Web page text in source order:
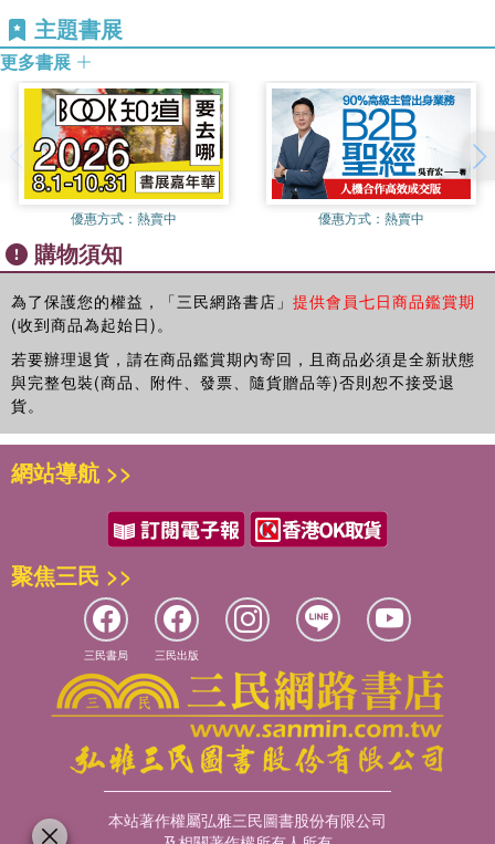
法的哲學家。然而有一天，他的國家決定要把這些擁有與眾不
同想法的人通通抓起來，於是班雅明先生尋求費特可太太的協
只沉甸甸的行李箱。
到底班雅明先生的行李箱裡裝著什麼東西呢？為什麼他寧願冒
著生命危險，也堅持要保護這個神祕的行李箱？他最後成功越
過邊境，抵達自由的國度嗎？
── 改編自華特 ‧ 班雅明的真實故事，一段關於自由、真理與勇氣
的生命之旅。
◎本書特色：
【第一位以德文創作的臺灣繪本作家，首作一鳴驚人】
瑜初試啼聲，便以非母語的德文創作繪本《班雅明先生的神祕行李
箱》(Der geheimnisvolle Koffer von Herrn Benjamin)，甫出版已有
英語版、葡語版、中文版……等譯作陸續問世，新秀登場備受矚
目。
【與眾不同的難民主題，以古喻今的人道關懷】
雅明躲避納粹迫害的真實故事為根基，勾勒出一個戰亂時代下追求
真理與自由，一路上充滿勇氣與關懷的故事。連結此時當下無解的
難民課題，有別於一般童書的內容主題，發人深省。
【綜合媒材的創作手法，帶來謎樣又超現實的畫面感】
拼貼與剪紙手法，結合粉蠟筆與鉛筆的手繪風格，在明亮的色彩與
突出的人物造型下，營造出看似與沉重歷史真相不盡相符的活潑調
性，卻也在一股超現實的氛圍中流露出無奈的荒謬感。
猜想「行李箱裝什麼? 」。書名頁左邊的獻詞，是給所有必須逃離
家園的人；右邊的畫面是日常的美好生活場景，兩者的對比和張
力，不言而喻。對主角班雅明的描述沒有冗長的說明，重點在他的
腦袋裡有不平凡的好想法 (extraordinary idea)，是他被迫害的原
因，也是他賭上性命和自由去保護的價值。這使主角的處境成為我
們每個人都可能遇到的生存抉擇，也是每個人值得思索的人生課
題。穿著納粹制服的軍人面無表情，只有集體一致的語言和動作，
加上灰暗、混亂的背景，表現出戰爭帶來的非理性仇恨與恐怖。接
著是原本宜人的場景佈滿拿槍的軍人，而人們即使在家裡也高舉雙
手投降，暗示武裝暴力對思想與心靈的迫害。於是，主角必須逃
亡。逃亡充滿緊張和恐懼，此時安排角色們練習不引人注意的舉
動，增添了一點幽默趣味，稍紓解緊張情緒。接著大行李箱出場，
帶出連月亮都驚奇的懸疑。機敏的文字為「一個聰明人竟做了一般
人認為的傻事」提出合理的說明，引導讀者繼續跟隨故事與主
角。
逃亡的路是追求自由與真理的路，雖狹窄險峻，卻是黑暗中唯一光
亮的所在，即使眼睛看不到終點，卻能憑信心與盼望前進。從黑夜
不能忘記，有些人必須費很多力氣，克服似山一般巨大的困難，才
能得到自由與真理。一個手腳並用爬上山頭的角色，對照出班雅明
拿著行李箱的堅持實非易事。不平凡的好想法，能改變和創造世
界，比個人的生命更重要。這樣的想法本身就是不平凡的好想法
吧。故事沒有在班雅明的生命旅程終止時結束，似乎欲藉著人們七
嘴八舌的猜測，引導讀者反思「我的人生中，有什麼是值得我用生
命去保護的？」只要有人因此去探索這個重要的問題，這個故事就
有了永恆的意義。
這本書使我想到同樣被納粹迫害的德國神學家潘霍華，臨死前在獄
中寫下最後一首詩〈所有美善力量〉，「所有美善力量默默圍繞，
…所有美善力量奇妙遮蓋…」，整首詩充滿光明與感恩，見證了人
在死亡陰影下，依然可能相信並堅持美善力量。這樣的信心是戰勝
新鄰居，我希望能為孩童們構築一個能夠談論、思考這個生命
經驗的文本場域。
正當我還在苦思該如何切入時，碰巧在德國現代文學博物館
(Museum of Modern Literature) 的展覽上看到一小段文字，
描述受納粹迫害的哲學家華特‧班雅明在西班牙邊境逃亡失敗
後，他隨身攜帶的那只皮箱竟然從此下落不明，成為歷史上的
謎團。我立刻著迷了，開始搜羅史料，而這段德國最黑暗的歷
史，竟諷刺地與當今難民的命運有如此多相似之處……對我而
言，這個神祕的行李箱就像一個遺失了藏寶圖的寶藏般，你無
法按圖索驥，但是，這正給了想像力所有的可能性，因為我們
知道的如此少，關於那些無法用理性理解的不可承受之惡和荒
謬，它卻說得如此多。
在故事中，我刻意省去了「納粹」、「猶太人」等等字眼，因
為這本書想談的並不止於納粹極權，對於逃亡者遭受的苦難，
我也沒有太多著墨，我用近乎寓言的方式處理這個故事，希望
儘可能保持這本書的開放性，提供不同的閱讀可能。綜觀人類
歷史，人們總是很容易找到一些理由去憎恨、排擠某個族群。
但是，沒有誰生來就該被迫害、失去自由，迫害是如何發生
施暴者、協助施暴者、沉默者、幫助者，哪些角色可以有不同
的選擇？如果我們成為了這個故事中的各個角色，我們會做出
什麼選擇？我們的皮箱裡裝的又會是什麼？
《班雅明先生的神祕行李箱》出版至今，我收到許多不同年齡
層的讀者的迴響，從五歲的小讀者到七旬老先生，或讓我驚
喜、或讓我溼了眼眶，也讓我很高興自己當時堅持完成了這個
艱難的題材。如今，這本書也終於要用我最熟悉的語言，跟中
文讀者見面了，希望它能在每個與它相遇的人心中引起些許的
漣漪。生命，總是美好的。
主題書展
更多書展
優惠方式： 熱賣中 優惠方式： 熱賣中
購物須知
為了保護您的權益，「三民網路書店」 提供會員七日商品鑑賞期
(收到商品為起始日)。
若要辦理退貨，請在商品鑑賞期內寄回，且商品必須是全新狀態
與完整包裝(商品、附件、發票、隨貨贈品等)否則恕不接受退
貨。
網站導航 >>
聚焦三民 >>
三民書局 三民出版
本站著作權屬弘雅三民圖書股份有限公司